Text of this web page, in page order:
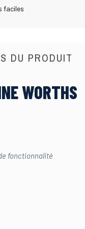
faciles
DU PRODUIT
WORTHS
fonctionnalité